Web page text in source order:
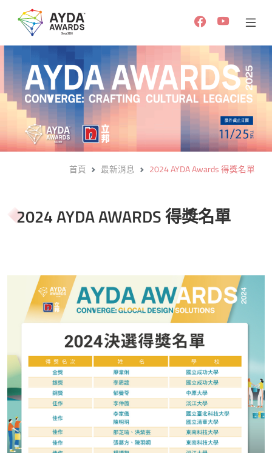
首頁 最新消息 2024 AYDA Awards 得獎名單
2024 AYDA AWARDS 得獎名單